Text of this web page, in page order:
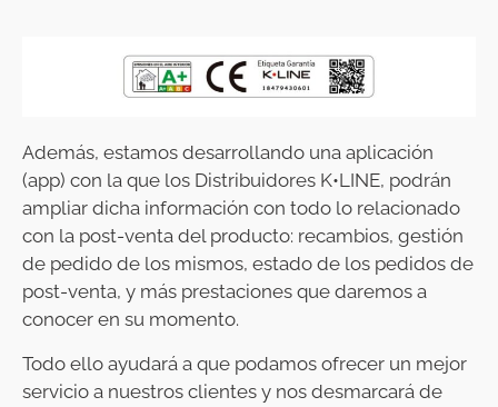
Además, estamos desarrollando una aplicación
(app) con la que los Distribuidores K•LINE, podrán
ampliar dicha información con todo lo relacionado
con la post-venta del producto: recambios, gestión
de pedido de los mismos, estado de los pedidos de
post-venta, y más prestaciones que daremos a
conocer en su momento.
Todo ello ayudará a que podamos ofrecer un mejor
servicio a nuestros clientes y nos desmarcará de